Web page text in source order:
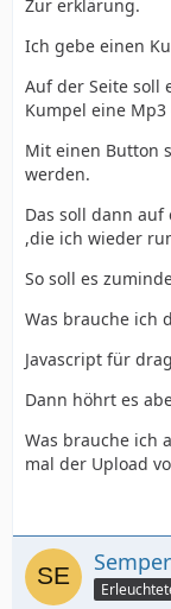
Zur erklärung.
Ich gebe einen
Auf der Seite soll
Kumpel eine
Mit einen Button
werden.
Das soll dann
,die ich wieder
So soll es
Was brauche ich
Javascript für
Dann höhrt es
Was brauche ich
mal der Upload